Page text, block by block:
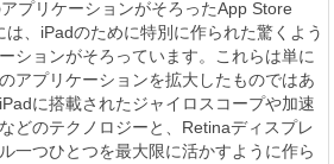
プリケーションがそろったApp Store
は、iPadのために特別に作られた驚くよう
ションがそろっています。これらは単に
アプリケーションを拡大したものではあ
に搭載されたジャイロスコープや加速
どのテクノロジーと、Retinaディスプレ
一つひとつを最大限に活かすように作ら